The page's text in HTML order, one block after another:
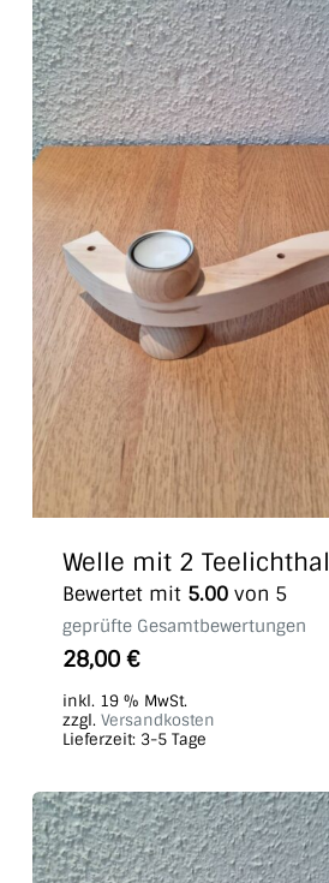
Welle mit 2
Bewertet mit 5.00von 5
geprüfte Gesamtbewertungen
28,00 €
inkl. 19 % MwSt.
zzgl. Versandkosten
Lieferzeit: 3-5 Tage